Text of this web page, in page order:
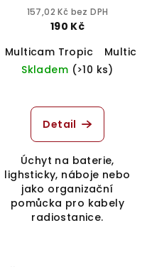
Tropic Multicam Black
157,02 Kč bez DPH
190 Kč
Multicam Tropic
Skladem (>10 ks)
Detail
Úchyt na baterie,
lighsticky, náboje nebo
jako organizační
pomůcka pro kabely
radiostanice.